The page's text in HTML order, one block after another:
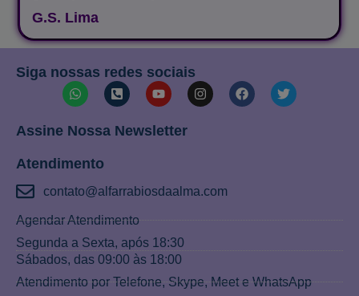
G.S. Lima
Siga nossas redes sociais
Assine Nossa Newsletter
Atendimento
contato@alfarrabiosdaalma.com
Agendar Atendimento
Segunda a Sexta, após 18:30
Sábados, das 09:00 às 18:00
Atendimento por Telefone, Skype, Meet e WhatsApp